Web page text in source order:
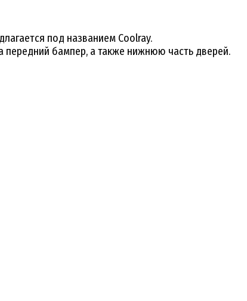
под названием Coolray.
передний бампер, а также нижнюю часть дверей.